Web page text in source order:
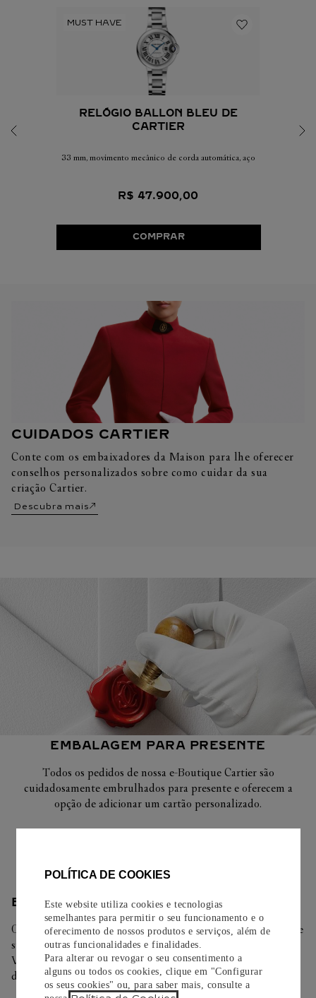
POLÍTICA DE COOKIES
Este website utiliza cookies e tecnologias
semelhantes para permitir o seu funcionamento e o
oferecimento de nossos produtos e serviços, além de
outras funcionalidades e finalidades.
Para alterar ou revogar o seu consentimento a
alguns ou todos os cookies, clique em "Configurar
os seus cookies" ou, para saber mais, consulte a
RELÓGIO BALLON BLEU DE
CARTIER
33 mm, movimento mecânico de corda automática, aço
R$ 47.900,00
COMPRAR
CUIDADOS CARTIER
Conte com os embaixadores da Maison para lhe oferecer
conselhos personalizados sobre como cuidar da sua
criação Cartier.
Descubra mais
EMBALAGEM PARA PRESENTE
Todos os pedidos de nossa e-Boutique Cartier são
cuidadosamente embrulhados para presente e oferecem a
opção de adicionar um cartão personalizado.
ENTREGA/DEVOLUÇÃO
Oferecemos diferentes opções de entrega. Selecione o envio de
sua preferência na finalização de seu pedido.
Você pode trocar ou devolver sua criação Cartier em até 30
dias.